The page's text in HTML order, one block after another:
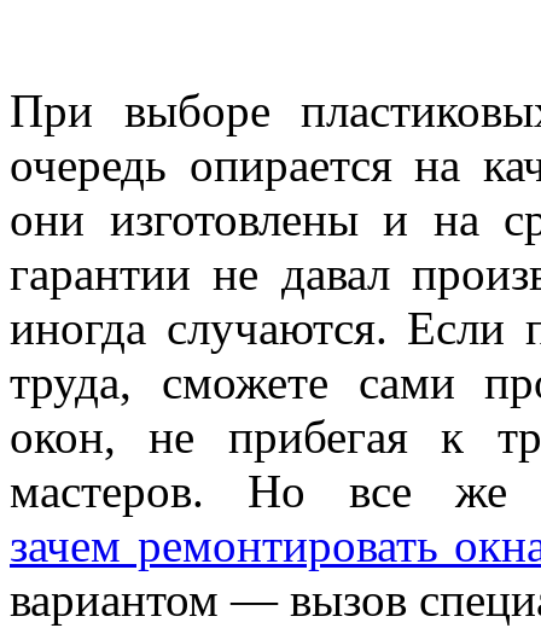
При выборе
очередь опирается на
они изготовлены и на
гарантии не давал
иногда случаются. Если
труда, сможете сами
окон, не прибегая к
мастеров. Но все же
зачем ремонтировать
вариантом — вызов